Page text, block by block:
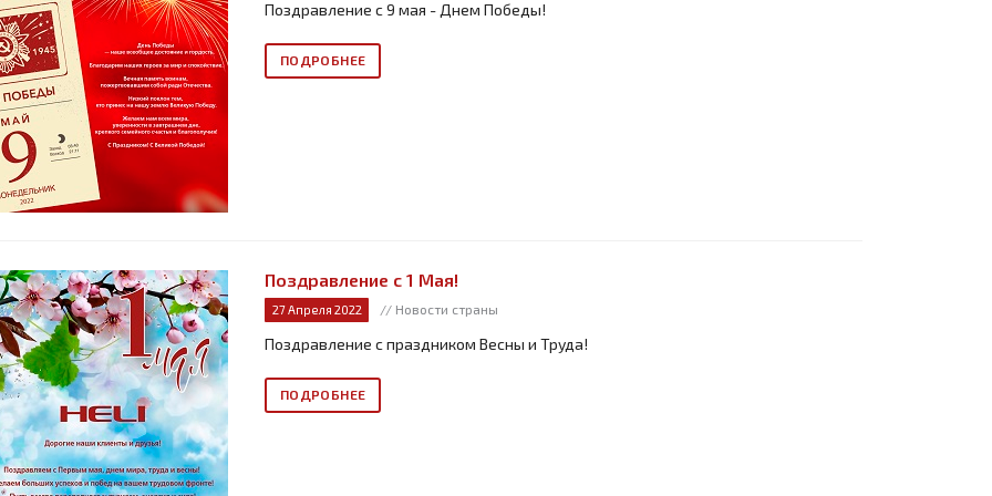
Поздравление с 9 мая - Днем Победы!
ПОДРОБНЕЕ
Поздравление с 1 Мая!
27 Апреля 2022 // Новости страны
Поздравление с праздником Весны и Труда!
ПОДРОБНЕЕ